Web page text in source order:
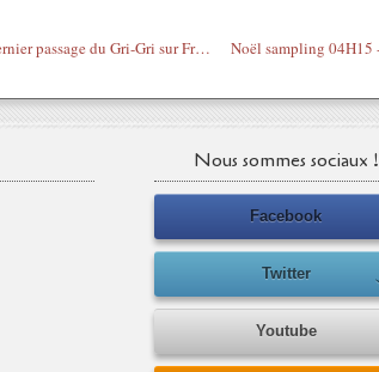
Noël sampling 03H45 - Le dernier passage du Gri-Gri sur France 24 (2009)
Nous sommes sociaux !
Facebook
Twitter
Youtube